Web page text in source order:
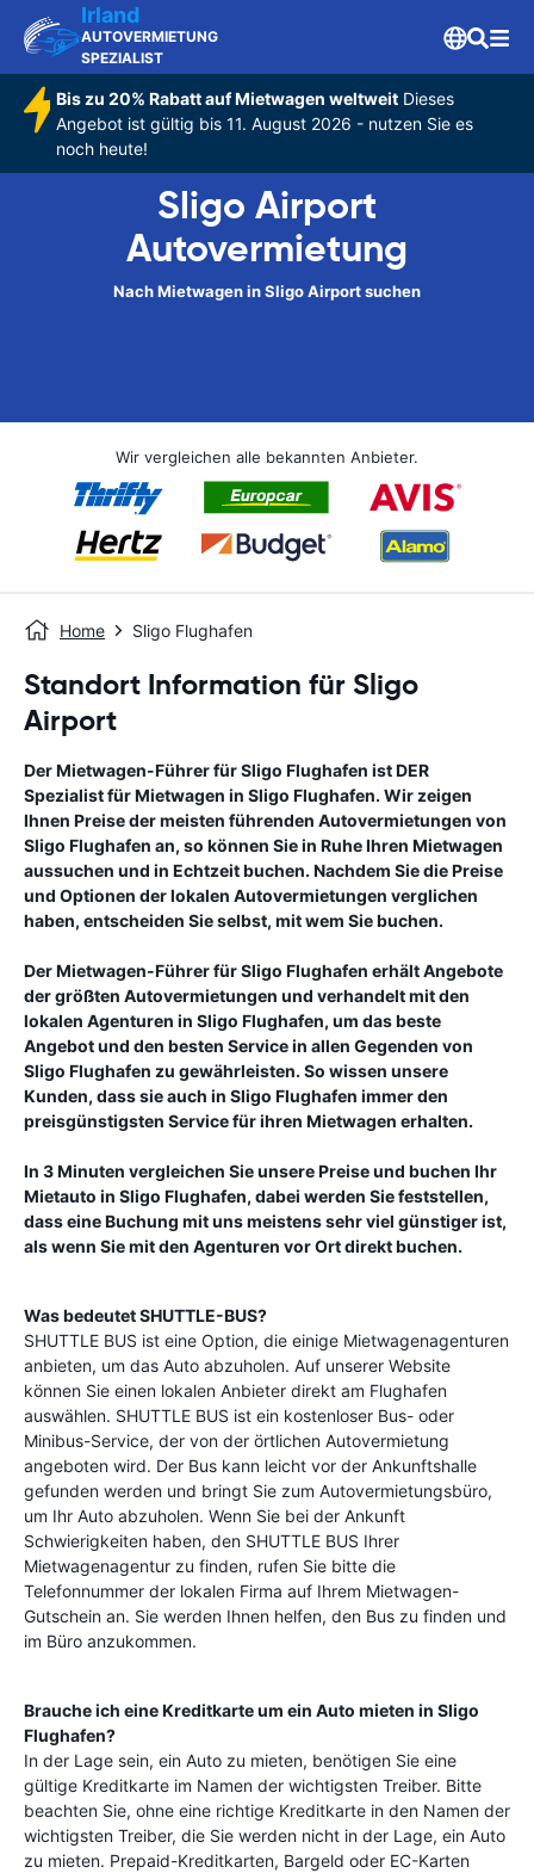
Irland
AUTOVERMIETUNG
SPEZIALIST
Bis zu 20% Rabatt auf Mietwagen weltweitDieses
Angebot ist gültig bis 11. August 2026 - nutzen Sie es
noch heute!
Sligo Airport
Autovermietung
Nach Mietwagen in Sligo Airport suchen
Wir vergleichen alle bekannten Anbieter.
Home Sligo Flughafen
Standort Information für Sligo
Airport
Der Mietwagen-Führer fürSligo Flughafen ist DER
Spezialist für Mietwagen in Sligo Flughafen. Wir zeigen
Ihnen Preise der meisten führenden Autovermietungen von
Sligo Flughafen an, so können Sie in Ruhe Ihren Mietwagen
aussuchen und in Echtzeit buchen. Nachdem Sie die Preise
und Optionen der lokalen Autovermietungen verglichen
haben, entscheiden Sie selbst, mit wem Sie buchen.
Der Mietwagen-Führer fürSligo Flughafen erhält Angebote
der größten Autovermietungen und verhandelt mit den
lokalen Agenturen in Sligo Flughafen, um das beste
Angebot und den besten Service in allen Gegenden von
Sligo Flughafen zu gewährleisten. So wissen unsere
Kunden, dass sie auch in Sligo Flughafen immer den
preisgünstigsten Service für ihren Mietwagen erhalten.
In 3 Minuten vergleichen Sie unsere Preise und buchen Ihr
Mietauto in Sligo Flughafen, dabei werden Sie feststellen,
dass eine Buchung mit uns meistens sehr viel günstiger ist,
als wenn Sie mit den Agenturen vor Ort direkt buchen.
Was bedeutet SHUTTLE-BUS?
SHUTTLE BUS ist eine Option, die einige Mietwagenagenturen
anbieten, um das Auto abzuholen. Auf unserer Website
können Sie einen lokalen Anbieter direkt am Flughafen
auswählen. SHUTTLE BUS ist ein kostenloser Bus- oder
Minibus-Service, der von der örtlichen Autovermietung
angeboten wird. Der Bus kann leicht vor der Ankunftshalle
gefunden werden und bringt Sie zum Autovermietungsbüro,
um Ihr Auto abzuholen. Wenn Sie bei der Ankunft
Schwierigkeiten haben, den SHUTTLE BUS Ihrer
Mietwagenagentur zu finden, rufen Sie bitte die
Telefonnummer der lokalen Firma auf Ihrem Mietwagen-
Gutschein an. Sie werden Ihnen helfen, den Bus zu finden und
im Büro anzukommen.
Brauche ich eine Kreditkarte um ein Auto mieten in Sligo
Flughafen?
In der Lage sein, ein Auto zu mieten, benötigen Sie eine
gültige Kreditkarte im Namen der wichtigsten Treiber. Bitte
beachten Sie, ohne eine richtige Kreditkarte in den Namen der
wichtigsten Treiber, die Sie werden nicht in der Lage, ein Auto
zu mieten. Prepaid-Kreditkarten, Bargeld oder EC-Karten